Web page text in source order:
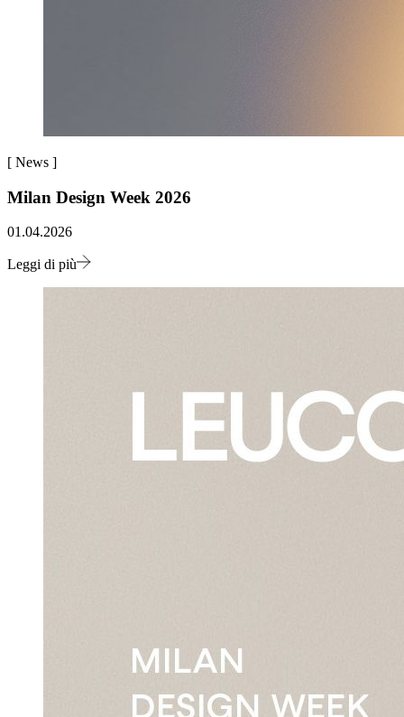
[ News ]
Milan Design Week 2026
01.04.2026
Leggi di più